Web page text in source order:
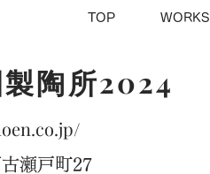
TOP WORKS
陶所2024
瀬戸町27